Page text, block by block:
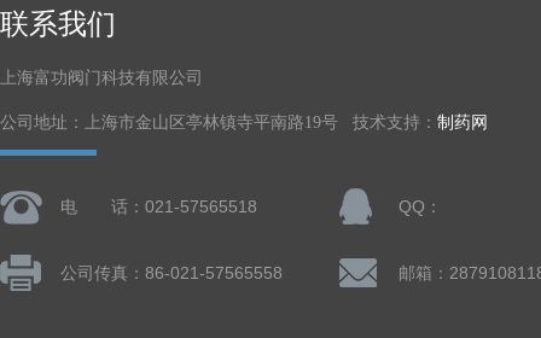
联系我们
上海富功阀门科技有限公司
公司地址：上海市金山区亭林镇寺平南路19号 技术支持： 制药网
电 话：021-57565518 QQ：
公司传真：86-021-57565558 邮箱：